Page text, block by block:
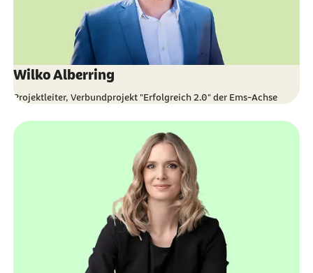
Wilko Alberring
Projektleiter, Verbundprojekt "Erfolgreich 2.0" der Ems-Achse